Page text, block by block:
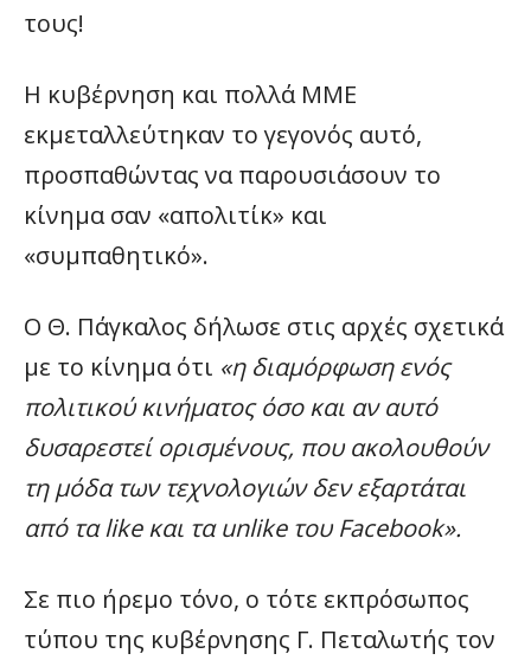
τους!
Η κυβέρνηση και πολλά ΜΜΕ
εκμεταλλεύτηκαν το γεγονός αυτό,
προσπαθώντας να παρουσιάσουν το
κίνημα σαν «απολιτίκ» και
«συμπαθητικό».
Ο Θ. Πάγκαλος δήλωσε στις αρχές σχετικά
με το κίνημα ότι «η διαμόρφωση ενός
πολιτικού κινήματος όσο και αν αυτό
δυσαρεστεί ορισμένους, που ακολουθούν
τη μόδα των τεχνολογιών δεν εξαρτάται
από τα like και τα unlike του Facebook».
Σε πιο ήρεμο τόνο, ο τότε εκπρόσωπος
τύπου της κυβέρνησης Γ. Πεταλωτής τον